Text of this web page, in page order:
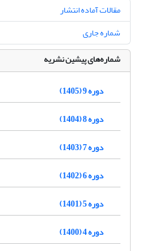
مقالات آماده انتشار
شماره جاری
شماره‌های پیشین نشریه
دوره 9 (1405)
دوره 8 (1404)
دوره 7 (1403)
دوره 6 (1402)
دوره 5 (1401)
دوره 4 (1400)